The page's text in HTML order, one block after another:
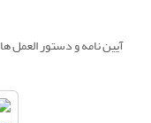
آیین نامه و دستور العمل ها